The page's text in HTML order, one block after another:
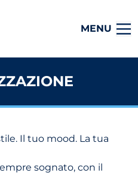
MENU
Il tuo mood. La tua
sognato, con il